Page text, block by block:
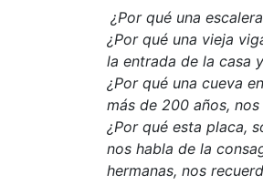
¿Por qué una
¿Por qué una vieja
la entrada de la casa
¿Por qué una cueva
más de 200 años,
¿Por qué esta placa,
nos habla de la
hermanas, nos